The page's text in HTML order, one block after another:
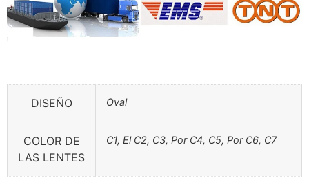
DISEÑO Oval
COLOR DE
LAS LENTES
C1, El C2, C3, Por C4, C5, Por C6, C7